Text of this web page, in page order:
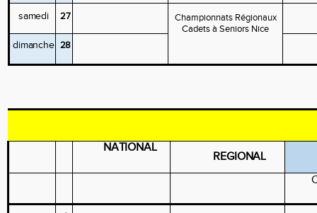
samedi 27
Championnats Régionaux
Cadets à Seniors Nice
dimanche 28
NATIONAL
REGIONAL